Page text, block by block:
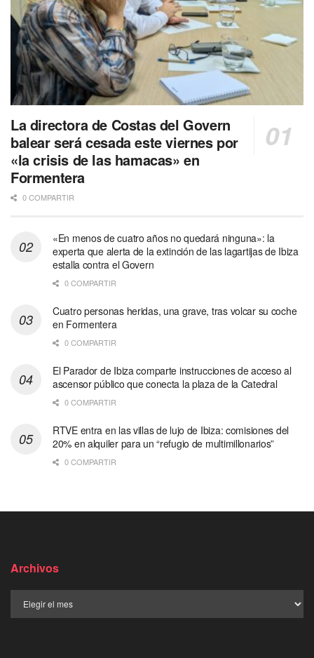
La directora de Costas del Govern
balear será cesada este viernes por
«la crisis de las hamacas» en
Formentera
0 COMPARTIR
«En menos de cuatro años no quedará ninguna»: la
experta que alerta de la extinción de las lagartijas de Ibiza
estalla contra el Govern
0 COMPARTIR
Cuatro personas heridas, una grave, tras volcar su coche
en Formentera
0 COMPARTIR
El Parador de Ibiza comparte instrucciones de acceso al
ascensor público que conecta la plaza de la Catedral
0 COMPARTIR
RTVE entra en las villas de lujo de Ibiza: comisiones del
20% en alquiler para un “refugio de multimillonarios”
0 COMPARTIR
Archivos